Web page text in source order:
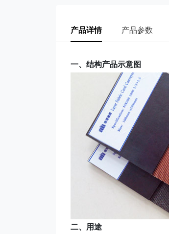
产品详情 产品参数
一、结构产品示意图
二、用途